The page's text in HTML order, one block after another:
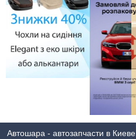
Автошара - автозапчасти в Киеве.